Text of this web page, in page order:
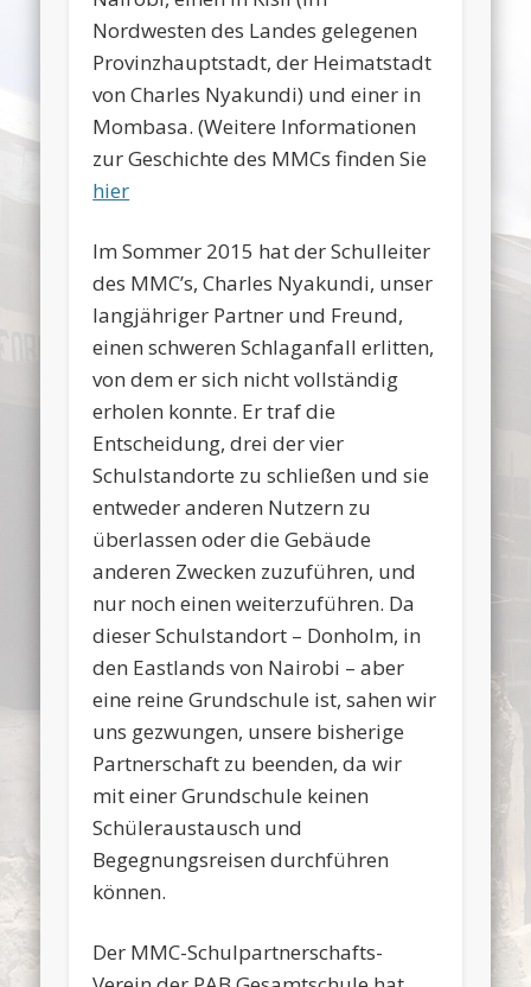
Nordwesten des Landes gelegenen
Provinzhauptstadt, der Heimatstadt
von Charles Nyakundi) und einer in
Mombasa. (Weitere Informationen
zur Geschichte des MMCs finden Sie
hier
Im Sommer 2015 hat der Schulleiter
des MMC’s, Charles Nyakundi, unser
langjähriger Partner und Freund,
einen schweren Schlaganfall erlitten,
von dem er sich nicht vollständig
erholen konnte. Er traf die
Entscheidung, drei der vier
Schulstandorte zu schließen und sie
entweder anderen Nutzern zu
überlassen oder die Gebäude
anderen Zwecken zuzuführen, und
nur noch einen weiterzuführen. Da
dieser Schulstandort – Donholm, in
den Eastlands von Nairobi – aber
eine reine Grundschule ist, sahen wir
uns gezwungen, unsere bisherige
Partnerschaft zu beenden, da wir
mit einer Grundschule keinen
Schüleraustausch und
Begegnungsreisen durchführen
können.
Der MMC-Schulpartnerschafts-